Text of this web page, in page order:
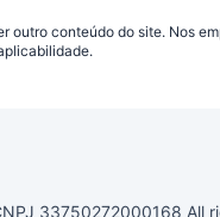
outro conteúdo do site. Nos
33750272000168 All